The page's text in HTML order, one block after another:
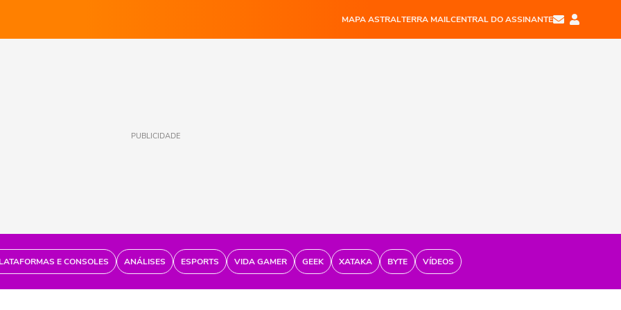
MAPA ASTRALTERRA MAILCENTRAL DO ASSINANTE
PUBLICIDADE
E CONSOLES ANÁLISES ESPORTS VIDA GAMER GEEK XATAKA BYTE VÍDEOS